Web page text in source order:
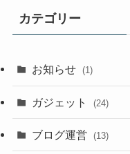
カテゴリー
お知らせ (1)
ガジェット (24)
ブログ運営 (13)